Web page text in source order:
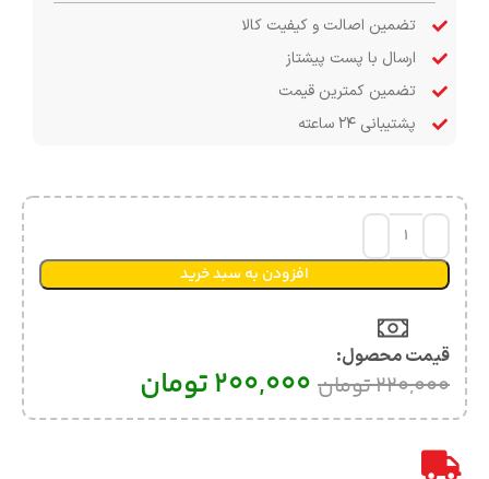
تضمین اصالت و کیفیت کالا
ارسال با پست پیشتاز
تضمین کمترین قیمت
پشتیبانی ۲۴ ساعته
افزودن به سبد خرید
قیمت محصول:​
220,000تومان 200,000تومان